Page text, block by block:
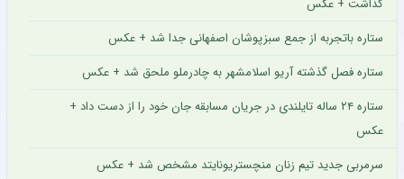
گذاشت + عکس
ستاره باتجربه از جمع سبزپوشان اصفهانی جدا شد + عکس
ستاره فصل گذشته آریو اسلامشهر به چادرملو ملحق شد + عکس
ستاره ۲۴ ساله تایلندی در جریان مسابقه جان خود را از دست داد +
عکس
سرمربی جدید تیم زنان منچستریونایتد مشخص شد + عکس